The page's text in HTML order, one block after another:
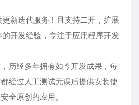
新迭代服务！且支持二开，扩展
开发经验，专注于应用程序开发
历经多年拥有如今开发成果，每
经过人工测试无误后提供安装使
全原创的应用。